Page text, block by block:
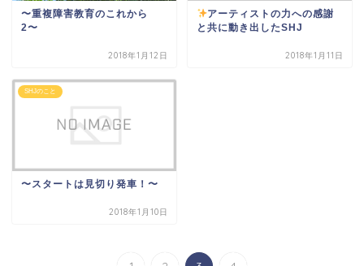
〜重複障害教育のこれから
2〜
2018年1月12日
アーティストの力への感謝
と共に動き出したSHJ
2018年1月11日
SHJのこと
〜スタートは見切り発車！〜
2018年1月10日